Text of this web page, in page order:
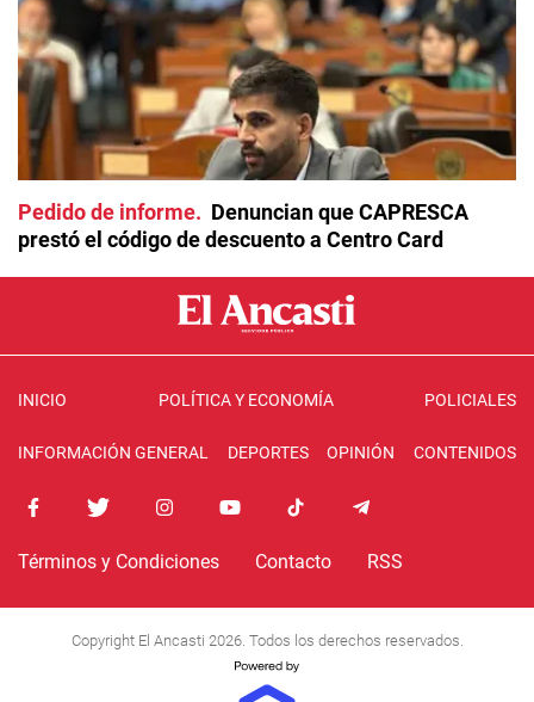
Pedido de informe
Denuncian que CAPRESCA
prestó el código de descuento a Centro Card
INICIO POLÍTICA Y ECONOMÍA POLICIALES
INFORMACIÓN GENERAL DEPORTES OPINIÓN CONTENIDOS
Términos y Condiciones Contacto RSS
Copyright El Ancasti 2026. Todos los derechos reservados.